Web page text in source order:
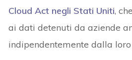
Cloud Act negli Stati Uniti,
ai dati detenuti da aziende
indipendentemente dalla